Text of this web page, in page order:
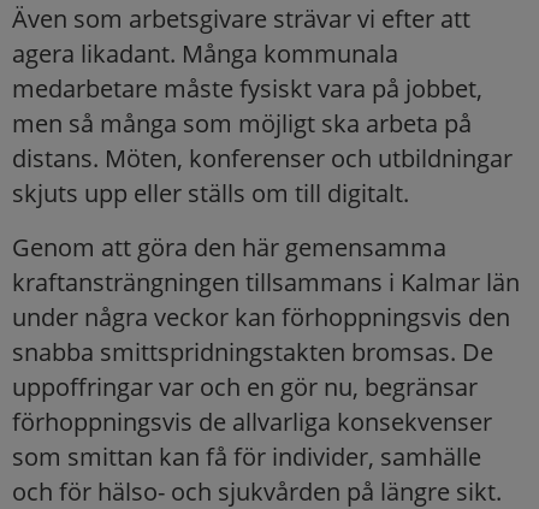
Även som arbetsgivare strävar vi efter att
agera likadant. Många kommunala
medarbetare måste fysiskt vara på jobbet,
men så många som möjligt ska arbeta på
distans. Möten, konferenser och utbildningar
skjuts upp eller ställs om till digitalt.
Genom att göra den här gemensamma
kraftansträngningen tillsammans i Kalmar län
under några veckor kan förhoppningsvis den
snabba smittspridningstakten bromsas. De
uppoffringar var och en gör nu, begränsar
förhoppningsvis de allvarliga konsekvenser
som smittan kan få för individer, samhälle
och för hälso- och sjukvården på längre sikt.